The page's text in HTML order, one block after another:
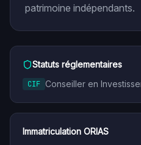
patrimoine indépendants.
Statuts réglementaires
CIF Conseiller en
Immatriculation ORIAS